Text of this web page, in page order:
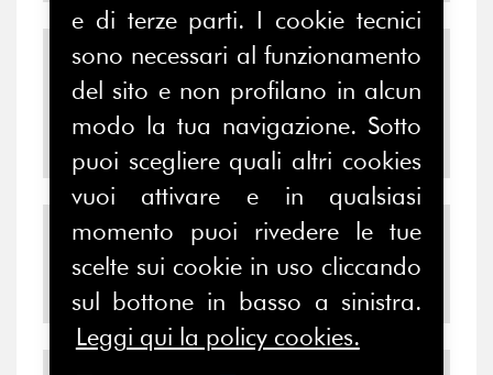
2021 Global PR &
Communication Model: un
nuovo approccio alla
Comunicazione e alle RP?
E-venti. Infrastrutture
Relazionali e la scommessa
post Covid
e di terze parti. I cookie tecnici
sono necessari al funzionamento
del sito e non profilano in alcun
modo la tua navigazione. Sotto
puoi scegliere quali altri cookies
vuoi attivare e in qualsiasi
momento puoi rivedere le tue
scelte sui cookie in uso cliccando
sul bottone in basso a sinistra.
Leggi qui la policy cookies.